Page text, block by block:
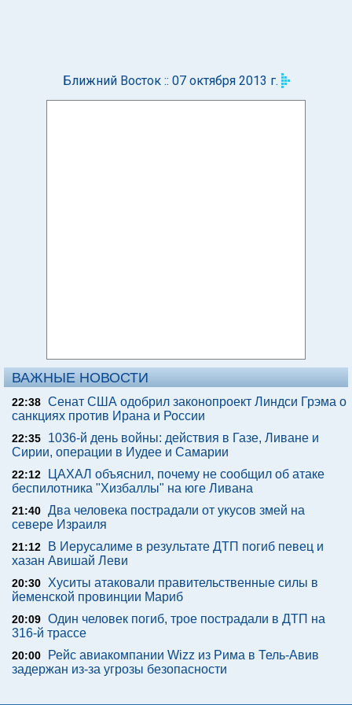
Ближний Восток :: 07 октября 2013 г.
ВАЖНЫЕ НОВОСТИ
22:38 Сенат США одобрил законопроект Линдси Грэма о
санкциях против Ирана и России
22:35
1036-й день войны: действия в Газе, Ливане и
Сирии, операции в Иудее и Самарии
22:12
ЦАХАЛ объяснил, почему не сообщил об атаке
беспилотника "Хизбаллы" на юге Ливана
21:40 Два человека пострадали от укусов змей на
севере Израиля
21:12
В Иерусалиме в результате ДТП погиб певец и
хазан Авишай Леви
20:30
Хуситы атаковали правительственные силы в
йеменской провинции Мариб
20:09 Один человек погиб, трое пострадали в ДТП на
316-й трассе
20:00
Рейс авиакомпании Wizz из Рима в Тель-Авив
задержан из-за угрозы безопасности